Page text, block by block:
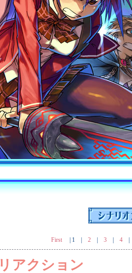
First| 1| 2| 3| 4
リアクション